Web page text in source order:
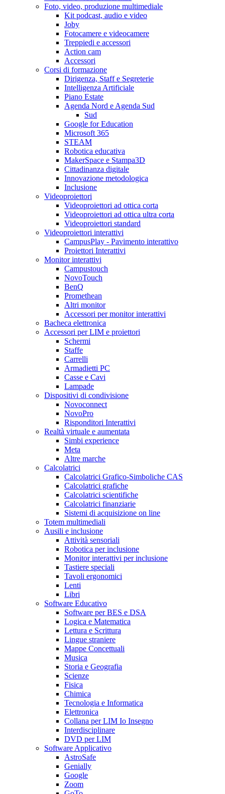
Foto, video, produzione multimediale
Kit podcast, audio e video
Joby
Fotocamere e videocamere
Treppiedi e accessori
Action cam
Accessori
Corsi di formazione
Dirigenza, Staff e Segreterie
Intelligenza Artificiale
Piano Estate
Agenda Nord e Agenda Sud
Sud
Google for Education
Microsoft 365
STEAM
Robotica educativa
MakerSpace e Stampa3D
Cittadinanza digitale
Innovazione metodologica
Inclusione
Videoproiettori
Videoproiettori ad ottica corta
Videoproiettori ad ottica ultra corta
Videoproiettori standard
Videoproiettori interattivi
CampusPlay - Pavimento interattivo
Proiettori Interattivi
Monitor interattivi
Campustouch
NovoTouch
BenQ
Promethean
Altri monitor
Accessori per monitor interattivi
Bacheca elettronica
Accessori per LIM e proiettori
Schermi
Staffe
Carrelli
Armadietti PC
Casse e Cavi
Lampade
Dispositivi di condivisione
Novoconnect
NovoPro
Risponditori Interattivi
Realtà virtuale e aumentata
Simbi experience
Meta
Altre marche
Calcolatrici
Calcolatrici Grafico-Simboliche CAS
Calcolatrici grafiche
Calcolatrici scientifiche
Calcolatrici finanziarie
Sistemi di acquisizione on line
Totem multimediali
Ausili e inclusione
Attività sensoriali
Robotica per inclusione
Monitor interattivi per inclusione
Tastiere speciali
Tavoli ergonomici
Lenti
Libri
Software Educativo
Software per BES e DSA
Logica e Matematica
Lettura e Scrittura
Lingue straniere
Mappe Concettuali
Musica
Storia e Geografia
Scienze
Fisica
Chimica
Tecnologia e Informatica
Elettronica
Collana per LIM Io Insegno
Interdisciplinare
DVD per LIM
Software Applicativo
AstroSafe
Genially
Google
Zoom